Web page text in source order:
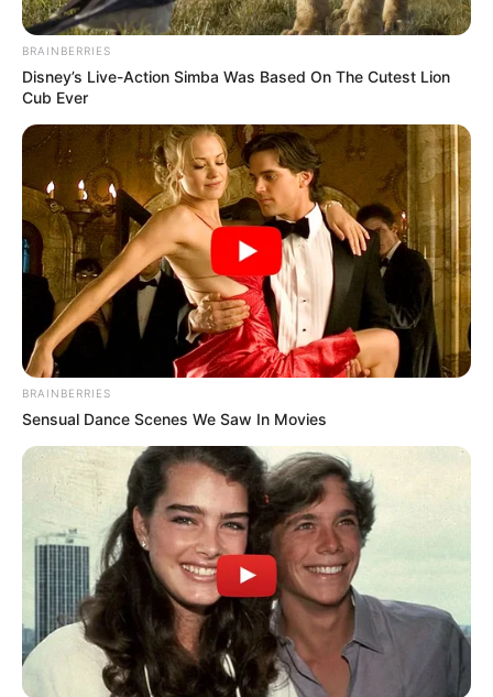
BRAINBERRIES
Disney’s Live-Action Simba Was Based On The Cutest Lion
Cub Ever
BRAINBERRIES
Sensual Dance Scenes We Saw In Movies